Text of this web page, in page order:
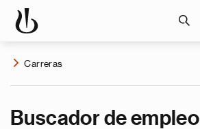
Carreras
Buscador de empleo